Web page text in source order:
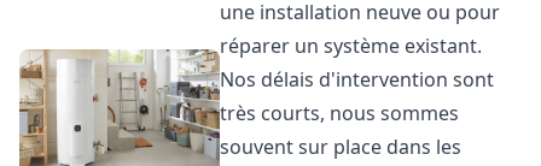
une installation neuve ou pour
réparer un système existant.
Nos délais d'intervention sont
très courts, nous sommes
souvent sur place dans les